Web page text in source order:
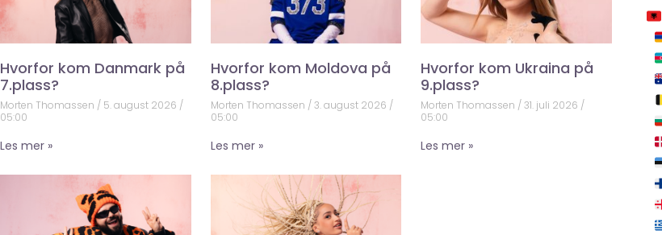
Hvorfor kom Danmark på
7.plass?
Morten Thomassen
5. august 2026
05:00
Les mer »
Hvorfor kom Moldova på
8.plass?
Morten Thomassen 3. august 2026
05:00
Les mer »
Hvorfor kom Ukraina på
9.plass?
Morten Thomassen
31. juli 2026
05:00
Les mer »